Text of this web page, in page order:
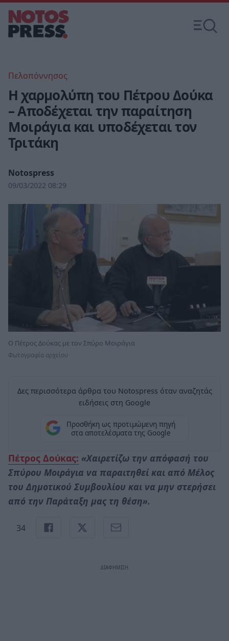
Πελοπόννησος
Η χαρμολύπη του Πέτρου Δούκα
– Αποδέχεται την παραίτηση
Μοιράγια και υποδέχεται τον
Τριτάκη
Notospress
09/03/2022 08:29
Ο Πέτρος Δούκας με τον Σπύρο Μοιράγια
Φωτογραφία αρχείου
Δες περισσότερα άρθρα του Notospress όταν αναζητάς
ειδήσεις στη Google
Προσθήκη ως προτιμώμενη πηγή
στα αποτελέσματα της Google
Πέτρος Δούκας: «Χαιρετίζω την απόφασή του
Σπύρου Μοιράγια να παραιτηθεί και από Μέλος
του Δημοτικού Συμβουλίου και να μην στερήσει
από την Παράταξη μας τη θέση».
34